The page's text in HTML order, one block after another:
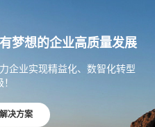
梦想的企业高质量发展
企业实现精益化、数智化转型
决方案